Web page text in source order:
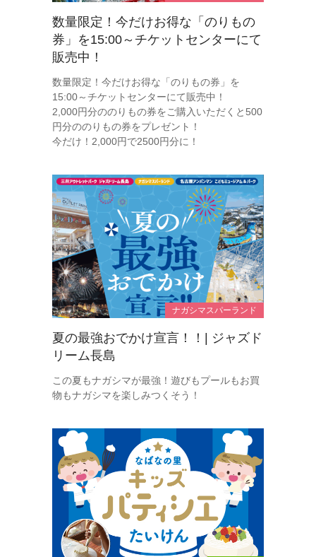
数量限定！今だけお得な「のりもの
券」を15:00～チケットセンターにて
販売中！
数量限定！今だけお得な「のりもの券」を
15:00～チケットセンターにて販売中！
2,000円分ののりもの券をご購入いただくと500
円分ののりもの券をプレゼント！
今だけ！2,000円で2500円分に！
ナガシマスパーランド
夏の最強おでかけ宣言！！| ジャズド
リーム長島
この夏もナガシマが最強！遊びもプールもお買
物もナガシマを楽しみつくそう！​